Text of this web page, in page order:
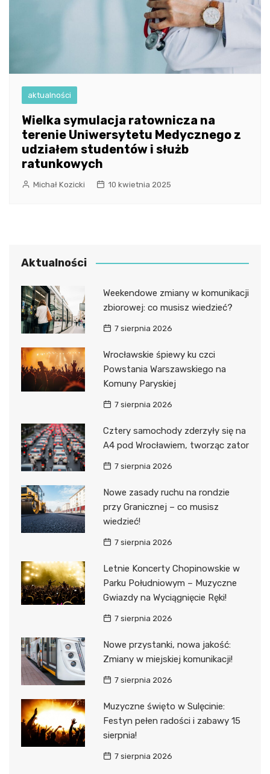
aktualności
Wielka symulacja ratownicza na
terenie Uniwersytetu Medycznego z
udziałem studentów i służb
ratunkowych
Michał Kozicki 10 kwietnia 2025
Aktualności
Weekendowe zmiany w komunikacji
zbiorowej: co musisz wiedzieć?
7 sierpnia 2026
Wrocławskie śpiewy ku czci
Powstania Warszawskiego na
Komuny Paryskiej
7 sierpnia 2026
Cztery samochody zderzyły się na
A4 pod Wrocławiem, tworząc zator
7 sierpnia 2026
Nowe zasady ruchu na rondzie
przy Granicznej – co musisz
wiedzieć!
7 sierpnia 2026
Letnie Koncerty Chopinowskie w
Parku Południowym – Muzyczne
Gwiazdy na Wyciągnięcie Ręki!
7 sierpnia 2026
Nowe przystanki, nowa jakość:
Zmiany w miejskiej komunikacji!
7 sierpnia 2026
Muzyczne święto w Sulęcinie:
Festyn pełen radości i zabawy 15
sierpnia!
7 sierpnia 2026